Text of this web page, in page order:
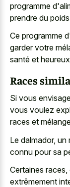
programme
prendre du
Ce programme
garder votre
santé et
Races
Si vous
vous voulez
races et
Le dalmador,
connu pour sa
Certaines
extrêmement